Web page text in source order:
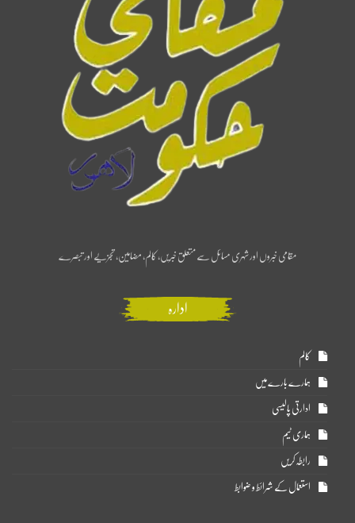
مقامی خبروں اور شہری مسائل سے متعلق خبریں، کالم، مضامین، تجزیے اور تبصرے
ادارہ
کالم
ہمارے بارے میں
ادارتی پالیسی
ہماری ٹیم
رابطہ کریں
استعمال کے شرائط و ضوابط